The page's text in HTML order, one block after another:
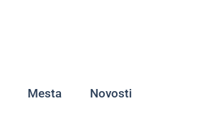
Mesta Novosti